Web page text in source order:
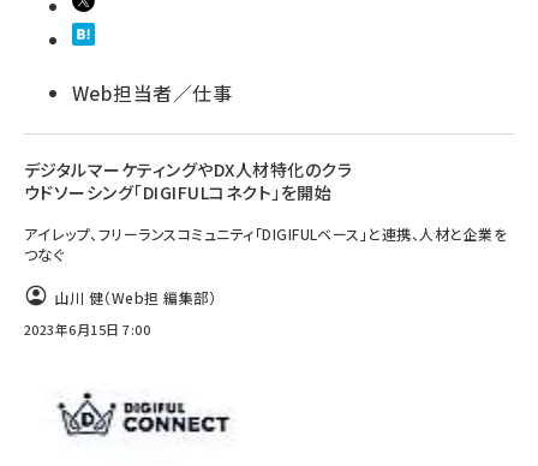
Web担当者／仕事
デジタルマーケティングやDX人材特化のクラ
ウドソーシング「DIGIFULコネクト」を開始
アイレップ、フリーランスコミュニティ「DIGIFULベース」と連携、人材と企業を
つなぐ
山川 健（Web担 編集部）
2023年6月15日 7:00